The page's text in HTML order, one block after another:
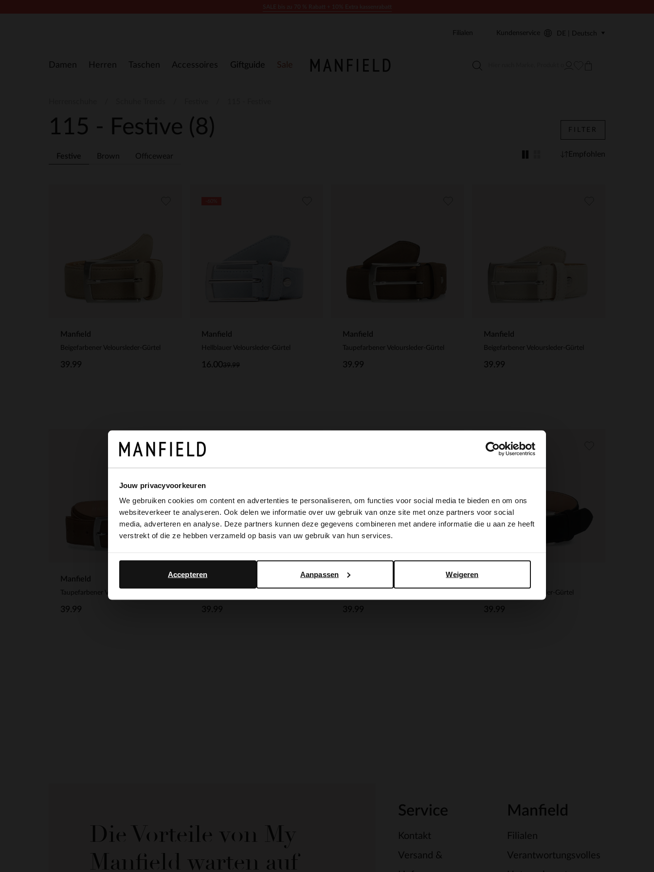
Jouw privacyvoorkeuren
We gebruiken cookies om content en advertenties te personaliseren, om functies voor social media te bieden en om ons
websiteverkeer te analyseren. Ook delen we informatie over uw gebruik van onze site met onze partners voor social
media, adverteren en analyse. Deze partners kunnen deze gegevens combineren met andere informatie die u aan ze heeft
verstrekt of die ze hebben verzameld op basis van uw gebruik van hun services.
Weigeren
Aanpassen
Accepteren
Damen Herren Taschen Accessoires Giftguide Sale
Filialen Kundenservice DE | Deutsch
115 - Festive (8)
Festive Brown Officewear
FILTER
Empfohlen
Manfield
Beigefarbener Veloursleder-Gürtel
39.99
Manfield
Hellblauer Veloursleder-Gürtel
39.99
16.00
Manfield
Taupefarbener Veloursleder-Gürtel
39.99
Manfield
Beigefarbener Veloursleder-Gürtel
39.99
Manfield
Taupefarbener Veloursleder-Gürtel
39.99
Manfield
39.99
Manfield
39.99
Schwarzer Veloursleder-Gürtel
39.99
Die Vorteile von My
Manfield warten auf
Service
Kontakt
Versand &
Manfield
Filialen
Verantwortungsvolles
×
It looks like your language isn't Dutch. Would you like to